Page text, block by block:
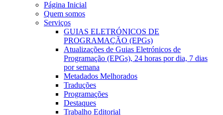
Página Inicial
Quem somos
Serviços
GUIAS ELETRÓNICOS DE
PROGRAMAÇÃO (EPGs)
Atualizações de Guias Eletrónicos de
Programação (EPGs), 24 horas por dia, 7 dias
por semana
Metadados Melhorados
Traduções
Programações
Destaques
Trabalho Editorial